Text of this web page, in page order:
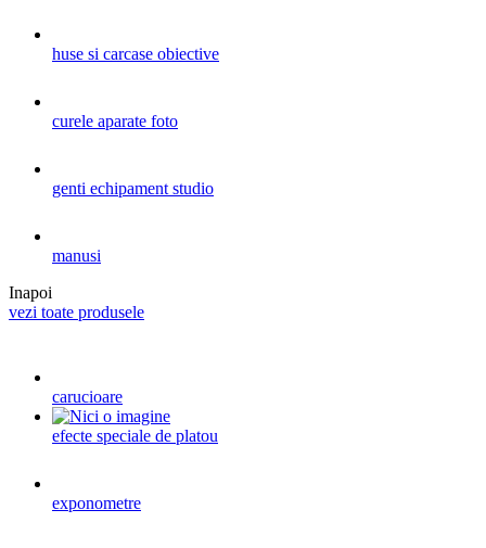
huse si carcase obiective
curele aparate foto
genti echipament studio
manusi
Inapoi
vezi toate produsele
carucioare
efecte speciale de platou
exponometre